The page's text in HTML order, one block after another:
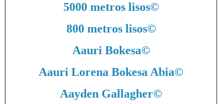
5000 metros lisos©
800 metros lisos©
Aauri Bokesa©
Aauri Lorena Bokesa Abia©
Aayden Gallagher©